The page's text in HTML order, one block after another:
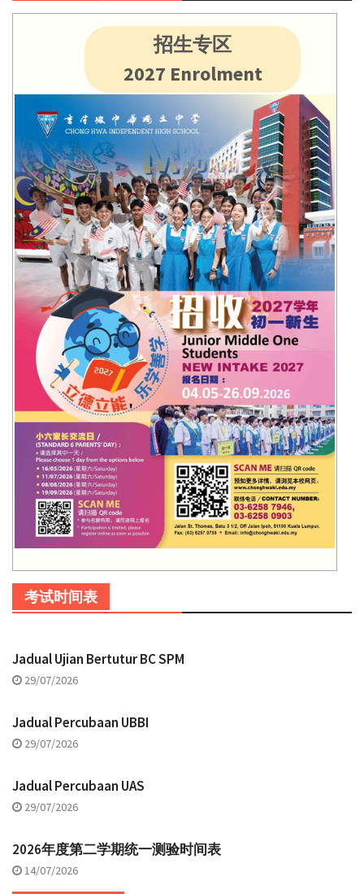
招生专区
2027 Enrolment
考试时间表
Jadual Ujian Bertutur BC SPM
29/07/2026
Jadual Percubaan UBBI
29/07/2026
Jadual Percubaan UAS
29/07/2026
2026年度第二学期统一测验时间表
14/07/2026